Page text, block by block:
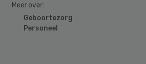
Meer over:
Geboortezorg
Personeel